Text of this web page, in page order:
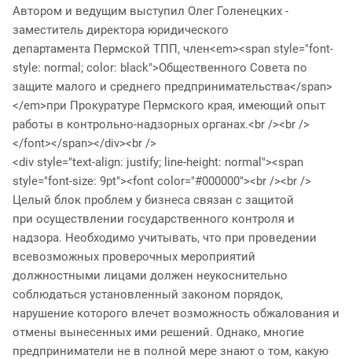
Автором и ведущим выступил Олег Голенецких -
заместитель директора юридического
департамента Пермской ТПП, член<em><span style="font-
style: normal; color: black">Общественного Совета по
защите малого и среднего предпринимательства</span>
</em>при Прокуратуре Пермского края, имеющий опыт
работы в контрольно-надзорных органах.<br /><br />
</font></span></div><br />
<div style="text-align: justify; line-height: normal"><span
style="font-size: 9pt"><font color="#000000"><br /><br />
Целый блок проблем у бизнеса связан с защитой
при осуществлении государственного контроля и
надзора. Необходимо учитывать, что при проведении
всевозможных проверочных мероприятий
должностными лицами должен неукоснительно
соблюдаться установленный законом порядок,
нарушение которого влечет возможность обжалования и
отмены вынесенных ими решений. Однако, многие
предприниматели не в полной мере знают о том, какую